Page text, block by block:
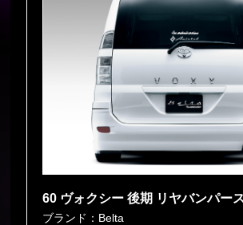
60 ヴォクシー 後期 リヤバンパー
ブランド：Belta